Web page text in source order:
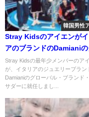
韓国男性
Stray Kidsのアイエンがイ
アのブランドのDamianiの
バル・ブランド・アンバサ
に抜擢！本人のコメントは
Stray Kidsの最年少メンバーのア
が、イタリアのジュエリーブラン
Damianiのグローバル・ブランド
サダーに就任しまし...